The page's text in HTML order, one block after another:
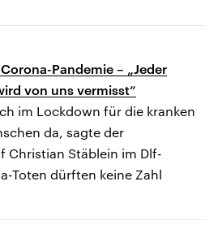
Pandemie – „Jeder
von uns vermisst“
im Lockdown für die kranken
da, sagte der
Christian Stäblein im Dlf-
Toten dürften keine Zahl